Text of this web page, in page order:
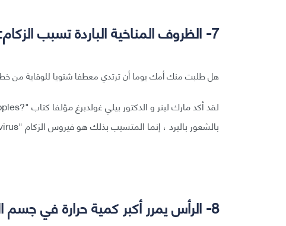
7- الظروف المناخية الباردة تسبب الزكام:
هل طلبت منك أمك يوما أن ترتدي معطفا شتويا للوقاية من خطر
بالشعور بالبرد ، إنما المتسبب بذلك هو فيروس الزكام "rhinovirus " ، لكن يصعب على العديد منا تصديق ذلك.
8- الرأس يمرر أكبر كمية حرارة في جسم الإنسان: